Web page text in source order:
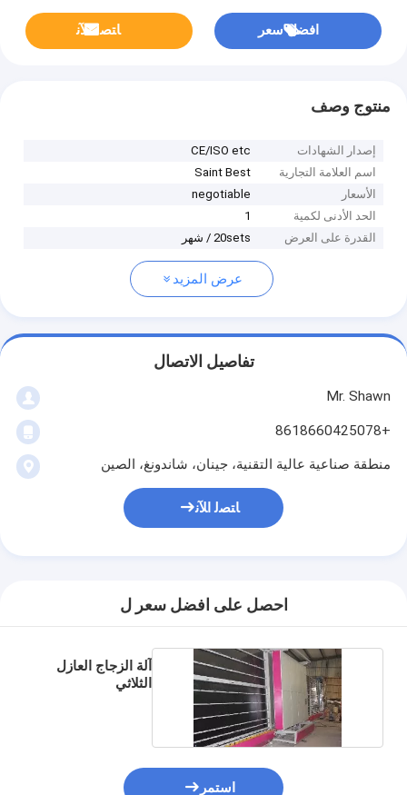
افضل سعر ﺎﺘﺼﻟ ﺍﻶﻧ
منتوج وصف
إصدار الشهادات
CE/ISO etc
اسم العلامة التجارية
Saint Best
الأسعار
negotiable
الحد الأدنى لكمية
1
القدرة على العرض
20sets / شهر
عرض المزيد
تفاصيل الاتصال
Mr. Shawn
+8618660425078
منطقة صناعية عالية التقنية، جينان، شاندونغ، الصين
ﺎﺘﺼﻟ ﺍﻶﻧ
احصل على افضل سعر ل
آلة الزجاج العازل
الثلاثي
استمر